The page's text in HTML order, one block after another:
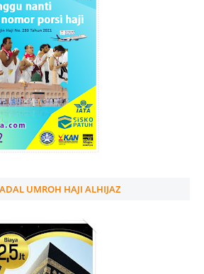
UMROH HAJI ALHIJAZ